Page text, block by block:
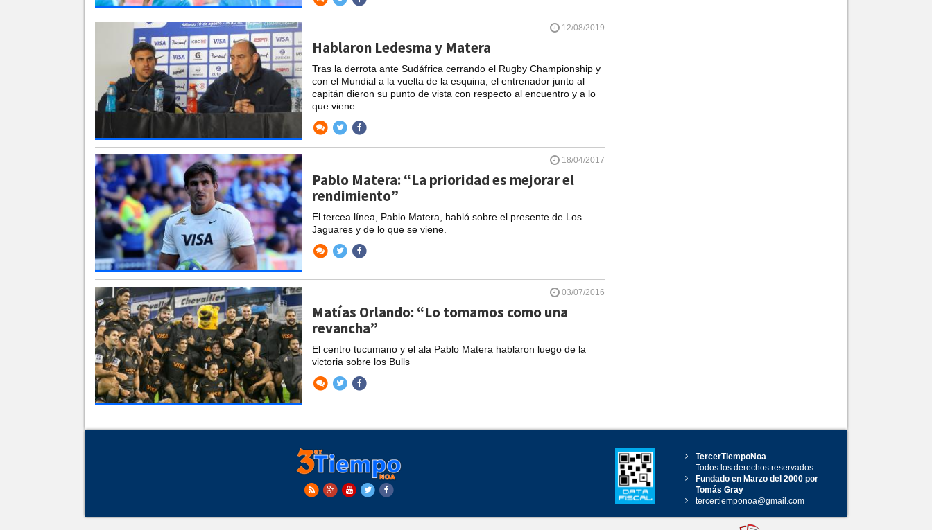
12/08/2019
Hablaron Ledesma y Matera
Tras la derrota ante Sudáfrica cerrando el Rugby Championship y
con el Mundial a la vuelta de la esquina, el entrenador junto al
capitán dieron su punto de vista con respecto al encuentro y a lo
que viene.
18/04/2017
Pablo Matera: “La prioridad es mejorar el
rendimiento”
El tercea línea, Pablo Matera, habló sobre el presente de Los
Jaguares y de lo que se viene.
03/07/2016
Matías Orlando: “Lo tomamos como una
revancha”
El centro tucumano y el ala Pablo Matera hablaron luego de la
victoria sobre los Bulls
TercerTiempoNoa
Todos los derechos reservados
Fundado en Marzo del 2000 por
Tomás Gray
tercertiemponoa@gmail.com